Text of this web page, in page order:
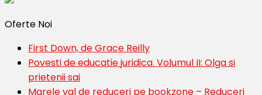
Oferte Noi
First Down, de Grace Reilly
Povesti de educatie juridica. Volumul II: Olga si
prietenii sai
Marele val de reduceri pe bookzone – Reduceri